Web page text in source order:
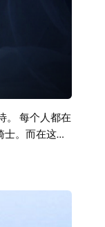
。 每个人都在
。而在这坚
后在现实与